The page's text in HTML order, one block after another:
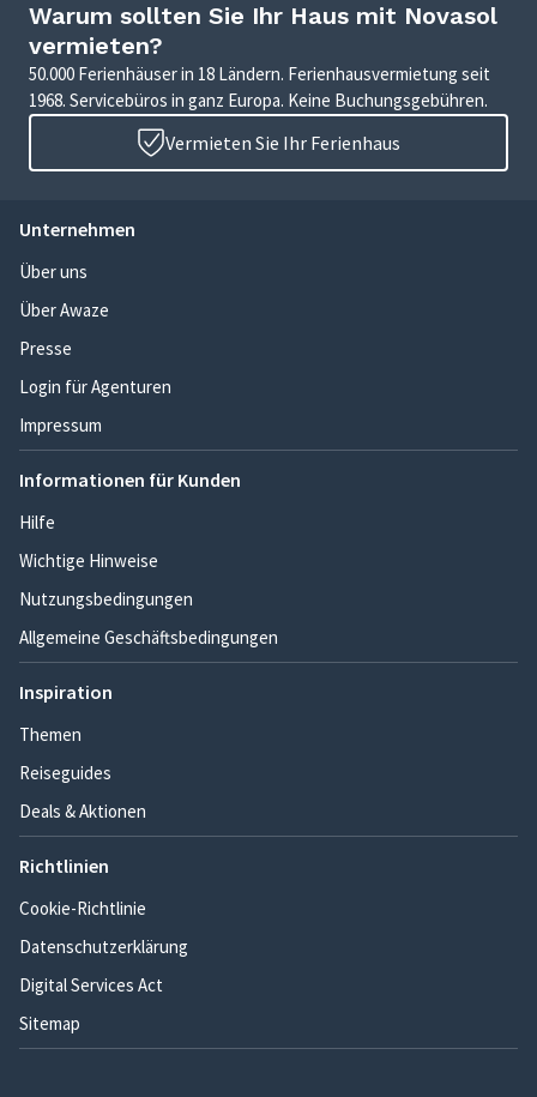
Warum sollten Sie Ihr Haus mit Novasol
vermieten?
50.000 Ferienhäuser in 18 Ländern. Ferienhausvermietung seit
1968. Servicebüros in ganz Europa. Keine Buchungsgebühren.
Vermieten Sie Ihr Ferienhaus
Unternehmen
Über uns
Über Awaze
Presse
Login für Agenturen
Impressum
Informationen für Kunden
Hilfe
Wichtige Hinweise
Nutzungsbedingungen
Allgemeine Geschäftsbedingungen
Inspiration
Themen
Reiseguides
Deals & Aktionen
Richtlinien
Cookie-Richtlinie
Datenschutzerklärung
Digital Services Act
Sitemap